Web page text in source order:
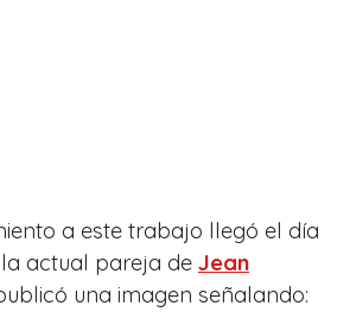
a este trabajo llegó el día
actual pareja de Jean
una imagen señalando: